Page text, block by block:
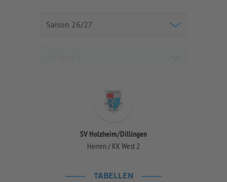
SV Holzheim/Dillingen
Herren / KK West 2
TABELLEN